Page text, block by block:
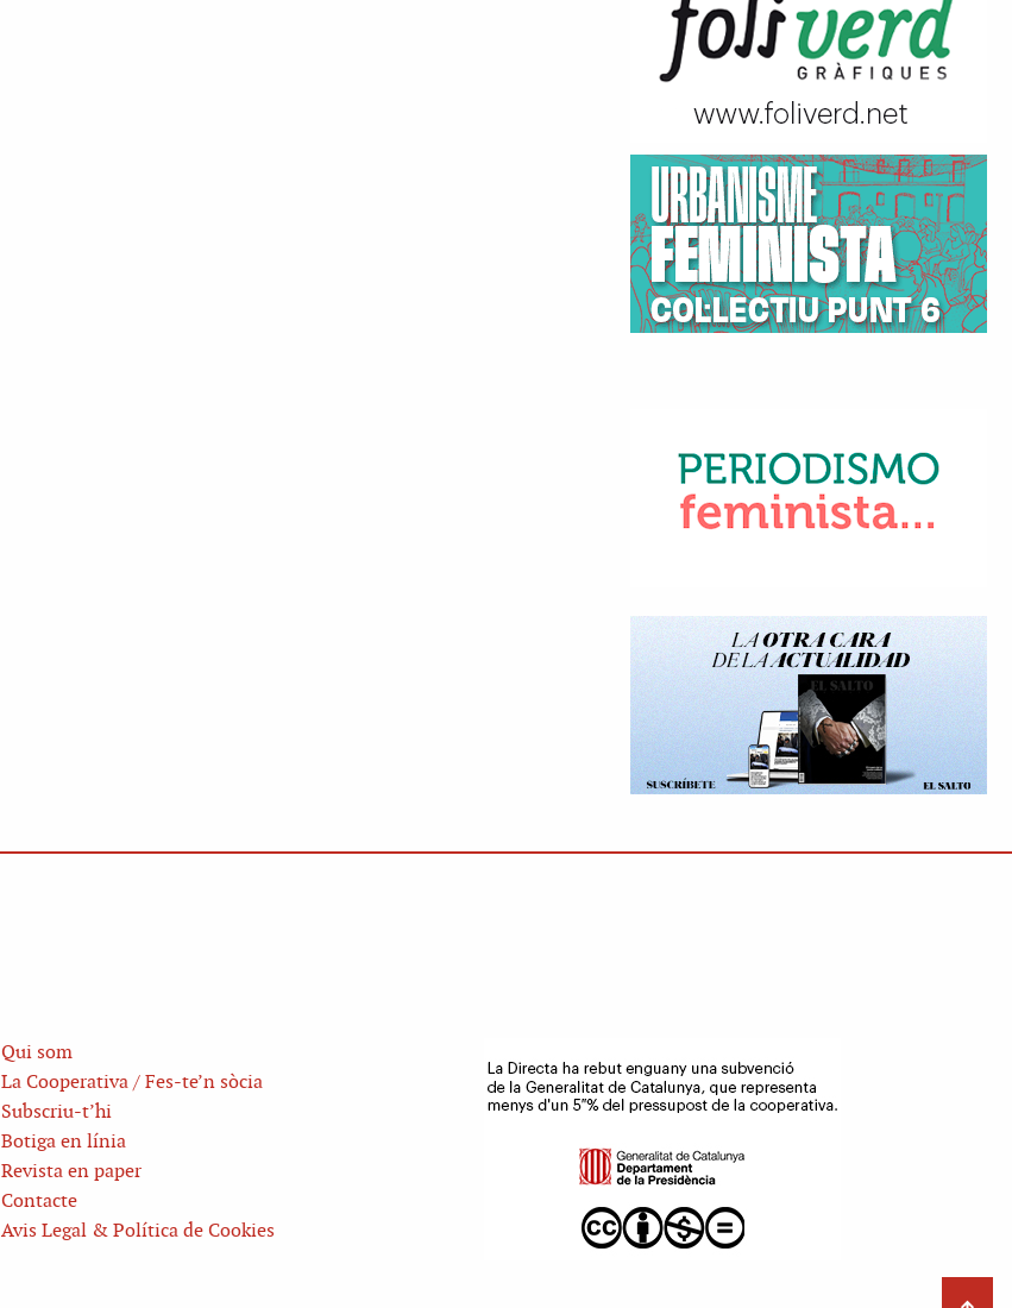
Qui som
La Cooperativa / Fes-te’n sòcia
Subscriu-t’hi
Botiga en línia
Revista en paper
Contacte
Avis Legal & Política de Cookies